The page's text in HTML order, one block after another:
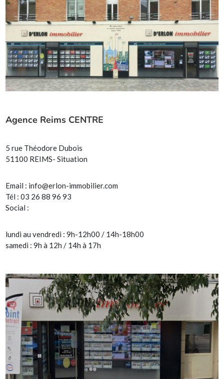
Agence Reims CENTRE
5 rue Théodore Dubois
51100 REIMS- Situation
Email : info@erlon-immobilier.com
Tél : 03 26 88 96 93
Social :
lundi au vendredi : 9h-12h00 / 14h-18h00
samedi : 9h à 12h / 14h à 17h